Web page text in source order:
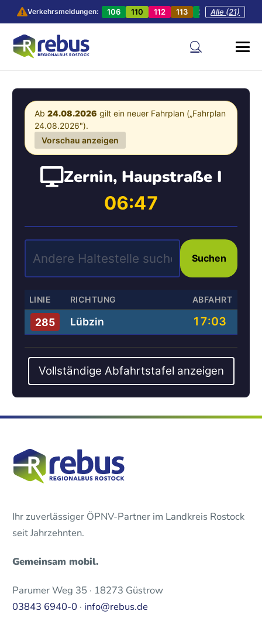
Verkehrsmeldungen: 106 110 112 113 201 202
Alle (21)
Ab 24.08.2026 gilt ein neuer Fahrplan („Fahrplan
24.08.2026").
Vorschau anzeigen
Zernin, Haupstraße I
06:47
Suchen
LINIE RICHTUNG ABFAHRT
285 Lübzin 17:03
Vollständige Abfahrtstafel anzeigen
Ihr zuverlässiger ÖPNV-Partner im Landkreis Rostock
seit Jahrzehnten.
Gemeinsam mobil.
Parumer Weg 35 · 18273 Güstrow
03843 6940-0 · info@rebus.de